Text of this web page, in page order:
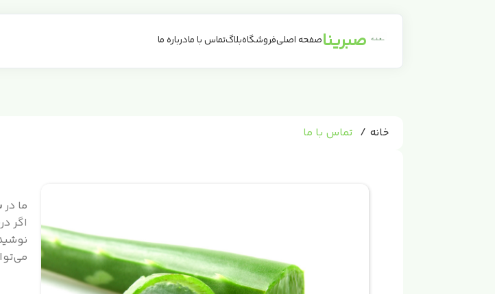
صبریناصفحه اصلیفروشگاهبلاگتماس با مادرباره ما
خانه تماس با ما
ما در
اگر